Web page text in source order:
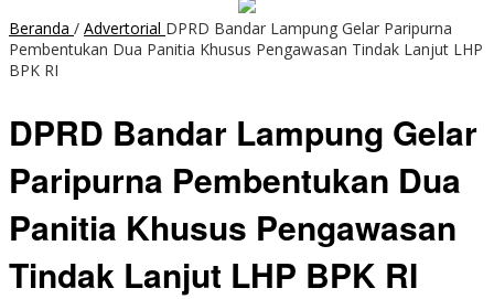
Beranda / Advertorial DPRD Bandar Lampung Gelar Paripurna
Pembentukan Dua Panitia Khusus Pengawasan Tindak Lanjut LHP
BPK RI
DPRD Bandar Lampung Gelar
Paripurna Pembentukan Dua
Panitia Khusus Pengawasan
Tindak Lanjut LHP BPK RI